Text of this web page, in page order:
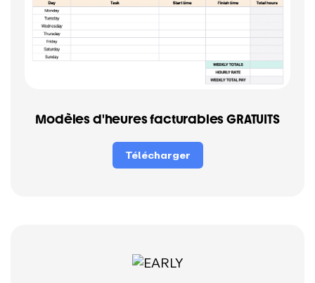
Modèles d'heures facturables GRATUITS
Télécharger